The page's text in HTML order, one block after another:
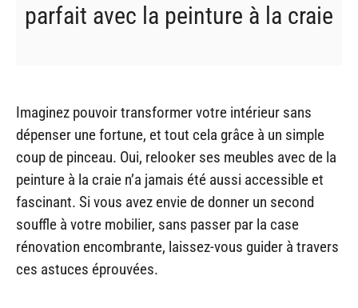
parfait avec la peinture à la craie
Imaginez pouvoir transformer votre intérieur sans
dépenser une fortune, et tout cela grâce à un simple
coup de pinceau. Oui, relooker ses meubles avec de la
peinture à la craie n’a jamais été aussi accessible et
fascinant. Si vous avez envie de donner un second
souffle à votre mobilier, sans passer par la case
rénovation encombrante, laissez-vous guider à travers
ces astuces éprouvées.